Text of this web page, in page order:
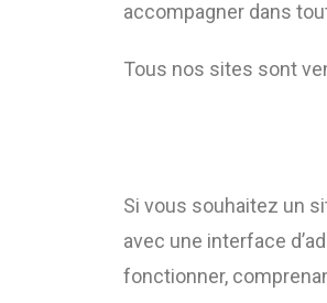
accompagner dans
Tous nos sites sont
Si vous souhaitez un
avec une interface
fonctionner,